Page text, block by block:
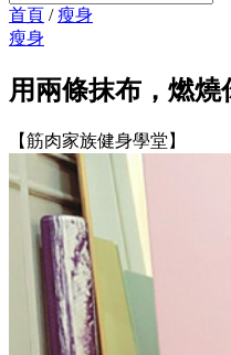
首頁 /瘦身
瘦身
用兩條抹布，燃燒
【筋肉家族健身學堂】